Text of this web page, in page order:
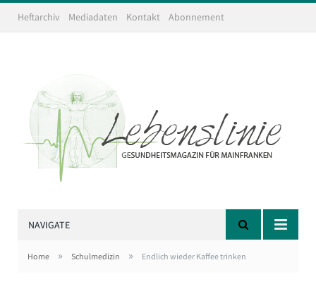
Heftarchiv Mediadaten Kontakt Abonnement
NAVIGATE
Home » Schulmedizin » Endlich wieder Kaffee trinken